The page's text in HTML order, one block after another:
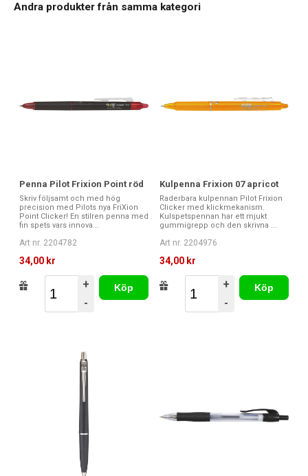
Andra produkter från samma kategori
Penna Pilot Frixion Point röd
Skriv följsamt och med hög
precision med Pilots nya FriXion
Point Clicker! En stilren penna med
fin spets vars innova...
Art nr. 2204782
34,00 kr
+
-
Köp
Kulpenna Frixion 07 apricot
Raderbara kulpennan Pilot Frixion
Clicker med klickmekanism.
Kulspetspennan har ett mjukt
gummigrepp och den skrivna ...
Art nr. 2204976
34,00 kr
+
-
Köp